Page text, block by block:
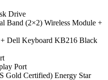
Drive
Band (2×2) Wireless Module +
Dell Keyboard KB216 Black
Port
Gold Certified) Energy Star